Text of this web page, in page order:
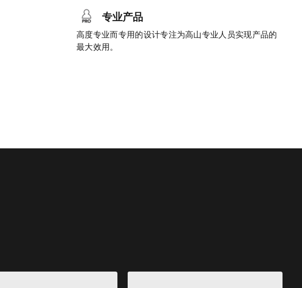
专业产品
高度专业而专用的设计专注为高山专业人员实现产品的
最大效用。